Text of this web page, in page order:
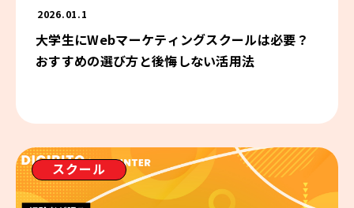
2026.01.1
大学生にWebマーケティングスクールは必要？
おすすめの選び方と後悔しない活用法
スクール